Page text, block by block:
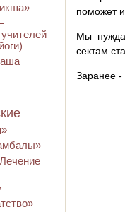
поможет
Мы
сектам
Заранее -